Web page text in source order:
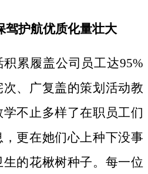
驾护航优质化量壮大
累履盖公司员工达95%
、广复盖的策划活动教
不止多样了在职员工们
更在她们心上种下没事
的花楸树种子。 每一位